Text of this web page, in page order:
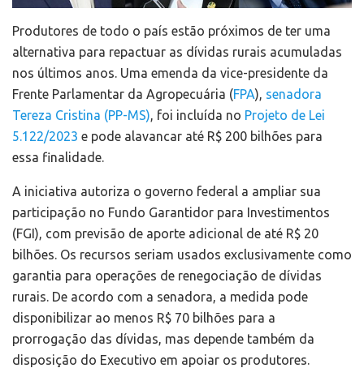
Produtores de todo o país estão próximos de ter uma
alternativa para repactuar as dívidas rurais acumuladas
nos últimos anos. Uma emenda da vice-presidente da
Frente Parlamentar da Agropecuária (FPA), senadora
Tereza Cristina (PP-MS), foi incluída no Projeto de Lei
5.122/2023 e pode alavancar até R$ 200 bilhões para
essa finalidade.
A iniciativa autoriza o governo federal a ampliar sua
participação no Fundo Garantidor para Investimentos
(FGI), com previsão de aporte adicional de até R$ 20
bilhões. Os recursos seriam usados exclusivamente como
garantia para operações de renegociação de dívidas
rurais. De acordo com a senadora, a medida pode
disponibilizar ao menos R$ 70 bilhões para a
prorrogação das dívidas, mas depende também da
disposição do Executivo em apoiar os produtores.